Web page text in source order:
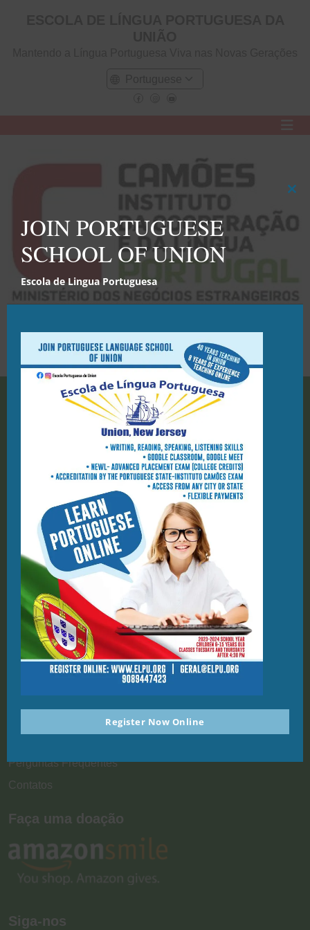
27/02/2022
908-944-7423
PO Box 1124, Union NJ 07083
geral@elpu.org
St. Michael Parish School
1212 Kelly St
Union, NJ, 07083
Links Rápidos
Casa
Sobre Nós
Inscrição
Perguntas Frequentes
Contatos
Faça uma doação
Siga-nos
this
JOIN PORTUGUESE
SCHOOL OF UNION
Escola de Lingua Portuguesa
Register Now Online